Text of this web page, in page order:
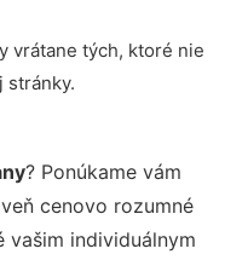
vrátane tých, ktoré nie
stránky.
? Ponúkame vám
cenovo rozumné
vašim individuálnym